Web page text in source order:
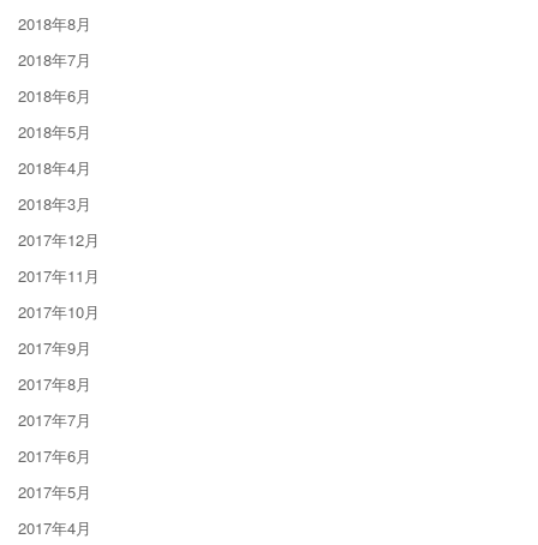
2018年8月
2018年7月
2018年6月
2018年5月
2018年4月
2018年3月
2017年12月
2017年11月
2017年10月
2017年9月
2017年8月
2017年7月
2017年6月
2017年5月
2017年4月